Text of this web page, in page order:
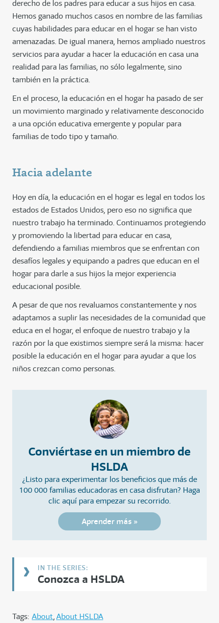
derecho de los padres para educar a sus hijos en casa.
Hemos ganado muchos casos en nombre de las familias
cuyas habilidades para educar en el hogar se han visto
amenazadas. De igual manera, hemos ampliado nuestros
servicios para ayudar a hacer la educación en casa una
realidad para las familias, no sólo legalmente, sino
también en la práctica.
En el proceso, la educación en el hogar ha pasado de ser
un movimiento marginado y relativamente desconocido
a una opción educativa emergente y popular para
familias de todo tipo y tamaño.
Hacia adelante
Hoy en día, la educación en el hogar es legal en todos los
estados de Estados Unidos, pero eso no significa que
nuestro trabajo ha terminado. Continuamos protegiendo
y promoviendo la libertad para educar en casa,
defendiendo a familias miembros que se enfrentan con
desafíos legales y equipando a padres que educan en el
hogar para darle a sus hijos la mejor experiencia
educacional posible.
A pesar de que nos revaluamos constantemente y nos
adaptamos a suplir las necesidades de la comunidad que
educa en el hogar, el enfoque de nuestro trabajo y la
razón por la que existimos siempre será la misma: hacer
posible la educación en el hogar para ayudar a que los
niños crezcan como personas.
Conviértase en un miembro de
HSLDA
¿Listo para experimentar los beneficios que más de
100 000 familias educadoras en casa disfrutan? Haga
clic aquí para empezar su recorrido.
Aprender más »
Conozca a HSLDA
Tags: About About HSLDA